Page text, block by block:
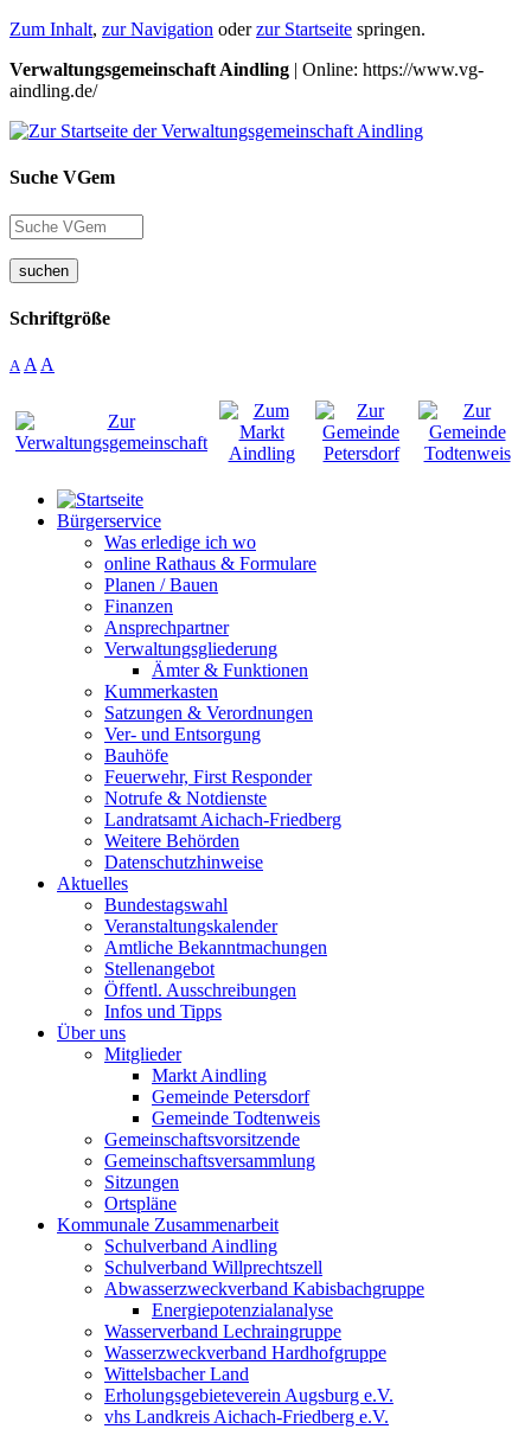
Zum Inhalt, zur Navigation oderzur Startseite springen.
Verwaltungsgemeinschaft Aindling | Online: https://www.vg-
aindling.de/
Suche VGem
suchen
Schriftgröße
A A A
Bürgerservice
Was erledige ich wo
online Rathaus & Formulare
Planen / Bauen
Finanzen
Ansprechpartner
Verwaltungsgliederung
Ämter & Funktionen
Kummerkasten
Satzungen & Verordnungen
Ver- und Entsorgung
Bauhöfe
Feuerwehr, First Responder
Notrufe & Notdienste
Landratsamt Aichach-Friedberg
Weitere Behörden
Datenschutzhinweise
Aktuelles
Bundestagswahl
Veranstaltungskalender
Amtliche Bekanntmachungen
Stellenangebot
Öffentl. Ausschreibungen
Infos und Tipps
Über uns
Mitglieder
Markt Aindling
Gemeinde Petersdorf
Gemeinde Todtenweis
Gemeinschaftsvorsitzende
Gemeinschaftsversammlung
Sitzungen
Ortspläne
Kommunale Zusammenarbeit
Schulverband Aindling
Schulverband Willprechtszell
Abwasserzweckverband Kabisbachgruppe
Energiepotenzialanalyse
Wasserverband Lechraingruppe
Wasserzweckverband Hardhofgruppe
Wittelsbacher Land
Erholungsgebieteverein Augsburg e.V.
vhs Landkreis Aichach-Friedberg e.V.